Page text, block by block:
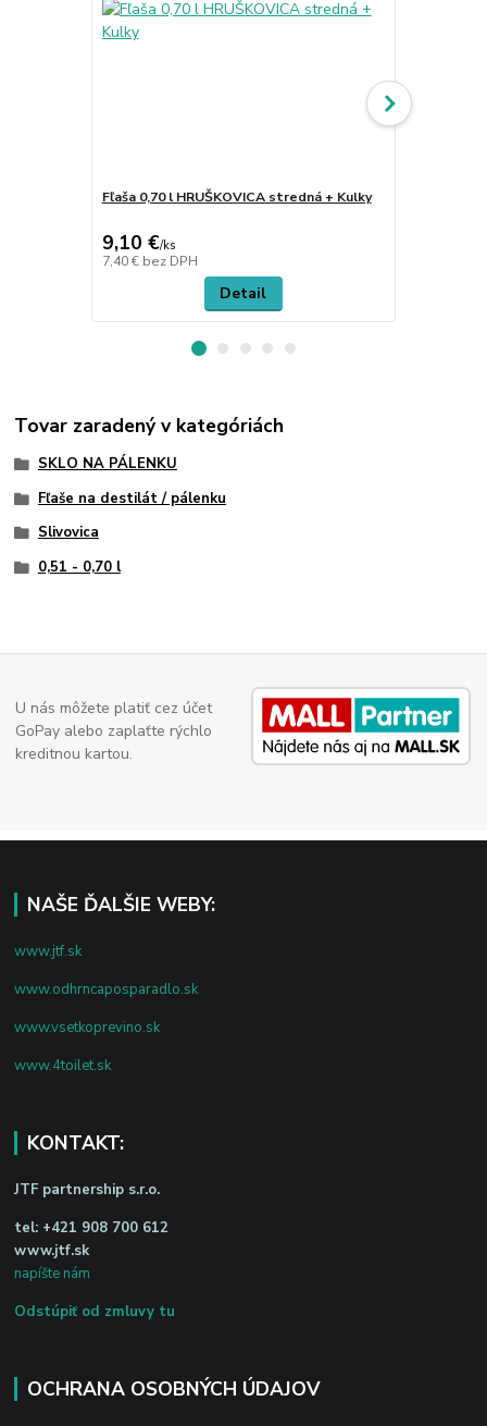
Fľaša 0,70 l HRUŠKOVICA stredná + Kulky
9,10 €/ks
7,40 € bez DPH
Detail
Tovar zaradený v kategóriách
SKLO NA PÁLENKU
Fľaše na destilát / pálenku
Slivovica
0,51 - 0,70 l
U nás môžete platiť cez účet
GoPay alebo zaplaťte rýchlo
kreditnou kartou.
NAŠE ĎALŠIE WEBY:
www.jtf.sk
www.odhrncaposparadlo.sk
www.vsetkoprevino.sk
www.4toilet.sk
KONTAKT:
JTF partnership s.r.o.
tel: +421 908 700 612
www.jtf.sk
napíšte nám
Odstúpiť od zmluvy tu
OCHRANA OSOBNÝCH ÚDAJOV